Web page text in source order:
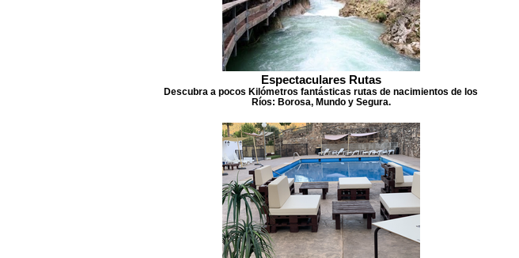
Espectaculares Rutas
Descubra a pocos Kilómetros fantásticas rutas de nacimientos de los
Ríos: Borosa, Mundo y Segura.